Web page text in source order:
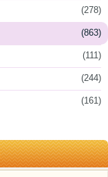
(278)
(863)
(111)
(244)
(161)